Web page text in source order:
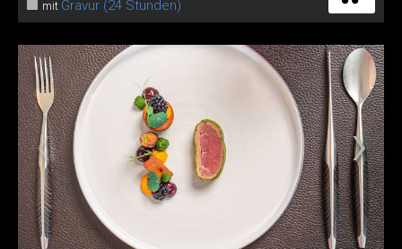
mit Gravur (24 Stunden)